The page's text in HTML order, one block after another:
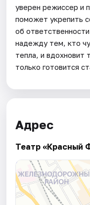
уверен режиссер и
поможет укрепить
об
надежду тем, кто
тепла, и вдохновит
только готовится
Адрес
Театр «Красный